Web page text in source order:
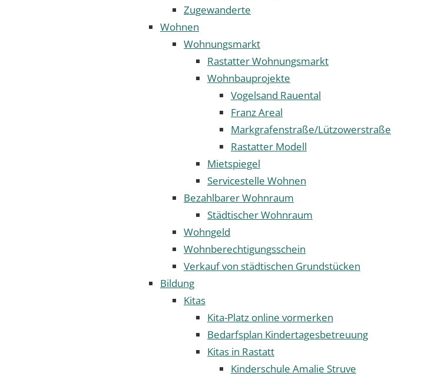
Zugewanderte
Wohnen
Wohnungsmarkt
Rastatter Wohnungsmarkt
Wohnbauprojekte
Vogelsand Rauental
Franz Areal
Markgrafenstraße/Lützowerstraße
Rastatter Modell
Mietspiegel
Servicestelle Wohnen
Bezahlbarer Wohnraum
Städtischer Wohnraum
Wohngeld
Wohnberechtigungsschein
Verkauf von städtischen Grundstücken
Bildung
Kitas
Kita-Platz online vormerken
Bedarfsplan Kindertagesbetreuung
Kitas in Rastatt
Kinderschule Amalie Struve